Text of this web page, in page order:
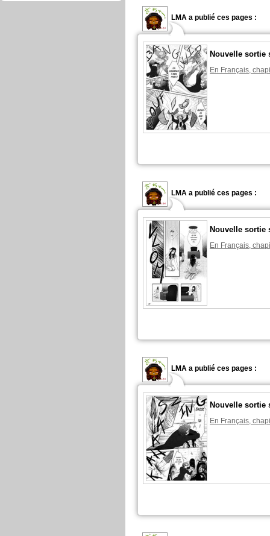
LMA a publié ces pages :
Nouvelle sortie
En Français,
LMA a publié ces pages :
Nouvelle sortie
En Français,
LMA a publié ces pages :
Nouvelle sortie
En Français,